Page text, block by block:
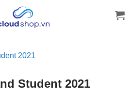
Student 2021